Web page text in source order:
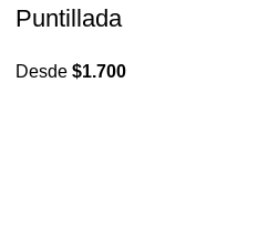
Puntillada
Desde $1.700